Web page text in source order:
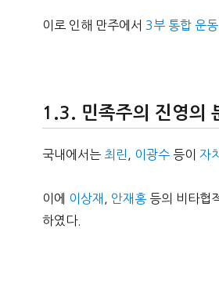
이로 인해 만주에서 3부 통합 운동
민족주의 진영의
국내에서는 최린 이광수 등이자
이에 이상재 안재홍 등의 비타협
하였다.